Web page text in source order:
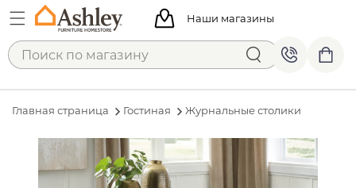
Наши магазины
Главная страница Гостиная Журнальные столики